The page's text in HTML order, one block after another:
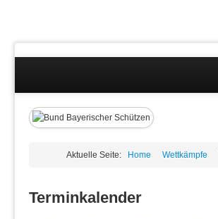
Wettkämpfe
Kontakt
Aktuelle Seite: Home Wettkämpfe
Terminkalender